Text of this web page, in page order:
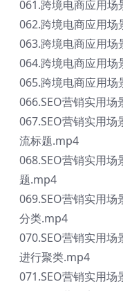
061.跨境电商应用
062.跨境电商应用
063.跨境电商应用
064.跨境电商应用
065.跨境电商应用
066.SEO营销实用场
067.SEO营销实用场
流标题.mp4
068.SEO营销实用场
题.mp4
069.SEO营销实用
分类.mp4
070.SEO营销实用场
进行聚类.mp4
071.SEO营销实用